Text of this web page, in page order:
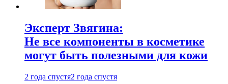
Эксперт Звягина:
Не все компоненты в косметике
могут быть полезными для кожи
2 года спустя2 года спустя